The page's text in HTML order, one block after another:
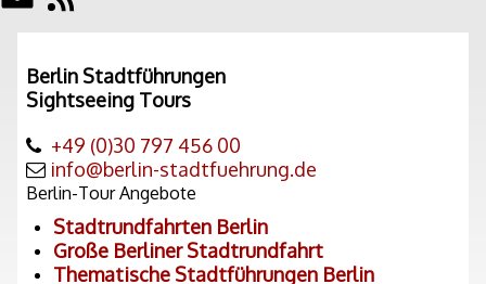
Berlin Stadtführungen
Sightseeing Tours
+49 (0)30 797 456 00
info@berlin-stadtfuehrung.de
Berlin-Tour Angebote
Stadtrundfahrten Berlin
Große Berliner Stadtrundfahrt
Thematische Stadtführungen Berlin